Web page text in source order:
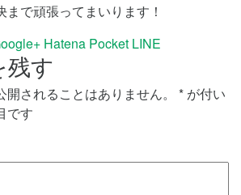
まで頑張ってまいります！
Hatena Pocket LINE
す
されることはありません。 * が付い
です